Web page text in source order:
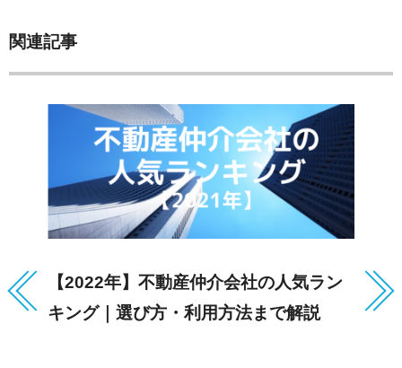
関連記事
【2022年】不動産仲介会社の人気ラン
キング｜選び方・利用方法まで解説
敷